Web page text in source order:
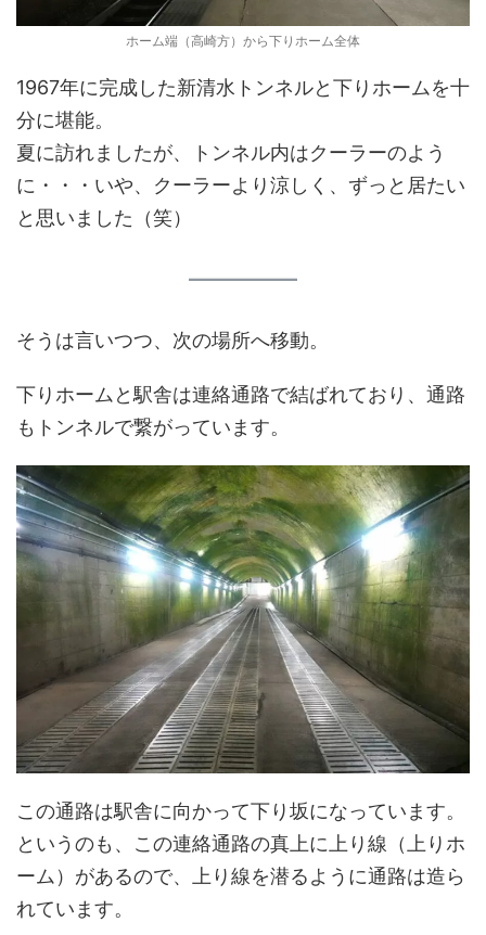
ホーム端（高崎方）から下りホーム全体
1967年に完成した新清水トンネルと下りホームを十
分に堪能。
夏に訪れましたが、トンネル内はクーラーのよう
に・・・いや、クーラーより涼しく、ずっと居たい
と思いました（笑）
そうは言いつつ、次の場所へ移動。
下りホームと駅舎は連絡通路で結ばれており、通路
もトンネルで繋がっています。
この通路は駅舎に向かって下り坂になっています。
というのも、この連絡通路の真上に上り線（上りホ
ーム）があるので、上り線を潜るように通路は造ら
れています。